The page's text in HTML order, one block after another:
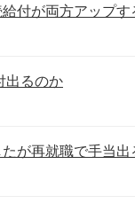
付が両方アップ
出るのか
が再就職で手当出